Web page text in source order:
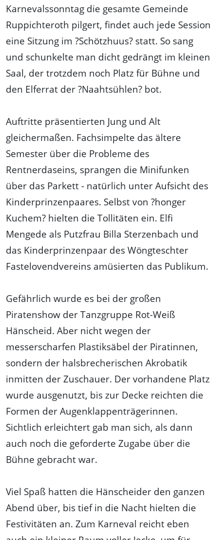
Karnevalssonntag die gesamte Gemeinde
Ruppichteroth pilgert, findet auch jede Session
eine Sitzung im ?Schötzhuus? statt. So sang
und schunkelte man dicht gedrängt im kleinen
Saal, der trotzdem noch Platz für Bühne und
den Elferrat der ?Naahtsühlen? bot.
Auftritte präsentierten Jung und Alt
gleichermaßen. Fachsimpelte das ältere
Semester über die Probleme des
Rentnerdaseins, sprangen die Minifunken
über das Parkett - natürlich unter Aufsicht des
Kinderprinzenpaares. Selbst von ?honger
Kuchem? hielten die Tollitäten ein. Elfi
Mengede als Putzfrau Billa Sterzenbach und
das Kinderprinzenpaar des Wöngteschter
Fastelovendvereins amüsierten das Publikum.
Gefährlich wurde es bei der großen
Piratenshow der Tanzgruppe Rot-Weiß
Hänscheid. Aber nicht wegen der
messerscharfen Plastiksäbel der Piratinnen,
sondern der halsbrecherischen Akrobatik
inmitten der Zuschauer. Der vorhandene Platz
wurde ausgenutzt, bis zur Decke reichten die
Formen der Augenklappenträgerinnen.
Sichtlich erleichtert gab man sich, als dann
auch noch die geforderte Zugabe über die
Bühne gebracht war.
Viel Spaß hatten die Hänscheider den ganzen
Abend über, bis tief in die Nacht hielten die
Festivitäten an. Zum Karneval reicht eben